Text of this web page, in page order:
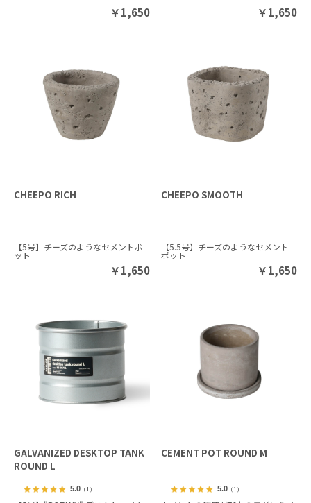
￥1,650 ￥1,650
CHEEPO RICH
【5号】チーズのようなセメントポ
ット
￥1,650
CHEEPO SMOOTH
【5.5号】チーズのようなセメント
ポット
￥1,650
GALVANIZED DESKTOP TANK
ROUND L
5.0（1）
CEMENT POT ROUND M
5.0 （1）